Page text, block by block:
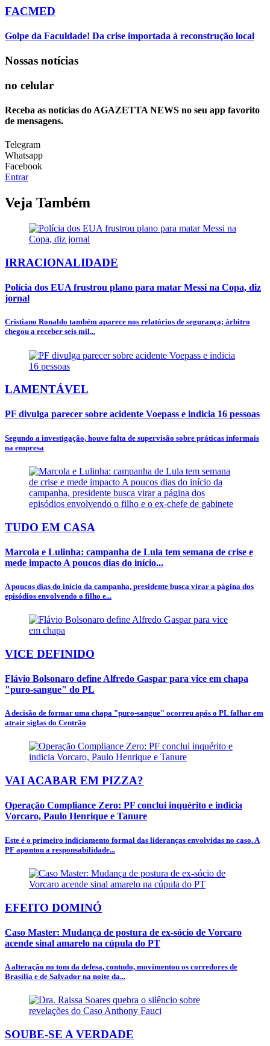
FACMED
Golpe da Faculdade! Da crise importada à reconstrução local
Nossas notícias
no celular
Receba as notícias do AGAZETTA NEWS no seu app favorito
de mensagens.
Telegram
Whatsapp
Facebook
Entrar
Veja Também
IRRACIONALIDADE
Polícia dos EUA frustrou plano para matar Messi na Copa, diz
jornal
Cristiano Ronaldo também aparece nos relatórios de segurança; árbitro
chegou a receber seis mil...
LAMENTÁVEL
PF divulga parecer sobre acidente Voepass e indicia 16 pessoas
Segundo a investigação, houve falta de supervisão sobre práticas informais
na empresa
TUDO EM CASA
Marcola e Lulinha: campanha de Lula tem semana de crise e
mede impacto A poucos dias do início...
A poucos dias do início da campanha, presidente busca virar a página dos
episódios envolvendo o filho e...
VICE DEFINIDO
Flávio Bolsonaro define Alfredo Gaspar para vice em chapa
"puro-sangue" do PL
A decisão de formar uma chapa "puro-sangue" ocorreu após o PL falhar em
atrair siglas do Centrão
VAI ACABAR EM PIZZA?
Operação Compliance Zero: PF conclui inquérito e indicia
Vorcaro, Paulo Henrique e Tanure
Este é o primeiro indiciamento formal das lideranças envolvidas no caso. A
PF apontou a responsabilidade...
EFEITO DOMINÓ
Caso Master: Mudança de postura de ex-sócio de Vorcaro
acende sinal amarelo na cúpula do PT
A alteração no tom da defesa, contudo, movimentou os corredores de
Brasília e de Salvador na noite da...
SOUBE-SE A VERDADE